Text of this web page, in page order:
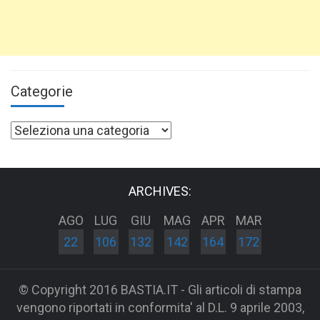
Categorie
Categorie
ARCHIVES:
AGO
22
LUG
106
GIU
132
MAG
142
APR
164
MAR
172
© Copyright 2016 BASTIA.IT - Gli articoli di stampa
vengono riportati in conformita' al D.L. 9 aprile 2003,